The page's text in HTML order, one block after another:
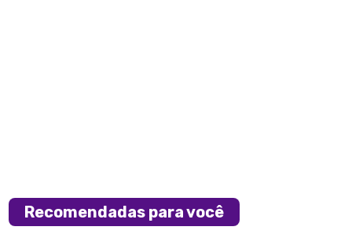
Recomendadas para você